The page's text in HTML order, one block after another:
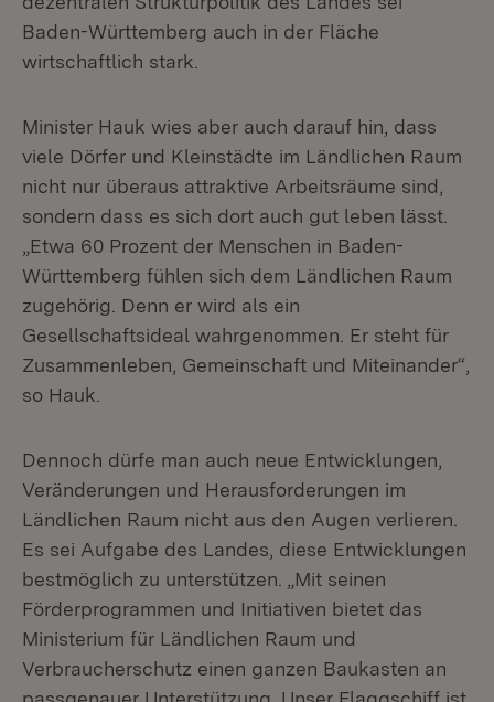
Baden-Württemberg auch in der Fläche
wirtschaftlich stark.
Minister Hauk wies aber auch darauf hin, dass
viele Dörfer und Kleinstädte im Ländlichen Raum
nicht nur überaus attraktive Arbeitsräume sind,
sondern dass es sich dort auch gut leben lässt.
„Etwa 60 Prozent der Menschen in Baden-
Württemberg fühlen sich dem Ländlichen Raum
zugehörig. Denn er wird als ein
Gesellschaftsideal wahrgenommen. Er steht für
Zusammenleben, Gemeinschaft und Miteinander“,
so Hauk.
Dennoch dürfe man auch neue Entwicklungen,
Veränderungen und Herausforderungen im
Ländlichen Raum nicht aus den Augen verlieren.
Es sei Aufgabe des Landes, diese Entwicklungen
bestmöglich zu unterstützen. „Mit seinen
Förderprogrammen und Initiativen bietet das
Ministerium für Ländlichen Raum und
Verbraucherschutz einen ganzen Baukasten an